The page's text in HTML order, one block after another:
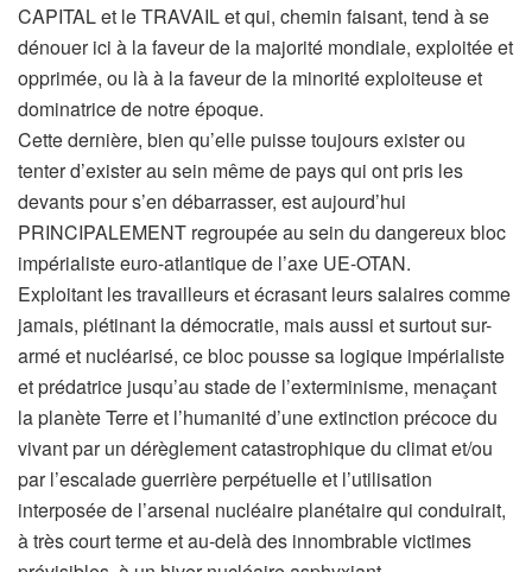
CAPITAL et le TRAVAIL et qui, chemin faisant, tend à se
dénouer ici à la faveur de la majorité mondiale, exploitée et
opprimée, ou là à la faveur de la minorité exploiteuse et
dominatrice de notre époque.
Cette dernière, bien qu’elle puisse toujours exister ou
tenter d’exister au sein même de pays qui ont pris les
devants pour s’en débarrasser, est aujourd’hui
PRINCIPALEMENT regroupée au sein du dangereux bloc
impérialiste euro-atlantique de l’axe UE-OTAN.
Exploitant les travailleurs et écrasant leurs salaires comme
jamais, piétinant la démocratie, mais aussi et surtout sur-
armé et nucléarisé, ce bloc pousse sa logique impérialiste
et prédatrice jusqu’au stade de l’exterminisme, menaçant
la planète Terre et l’humanité d’une extinction précoce du
vivant par un dérèglement catastrophique du climat et/ou
par l’escalade guerrière perpétuelle et l’utilisation
interposée de l’arsenal nucléaire planétaire qui conduirait,
à très court terme et au-delà des innombrable victimes